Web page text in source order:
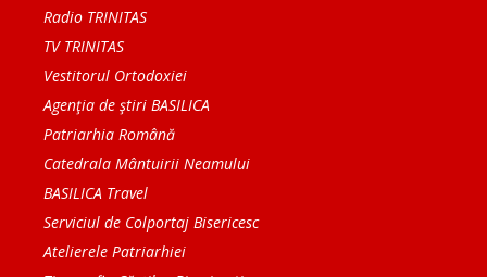
Radio TRINITAS
TV TRINITAS
Vestitorul Ortodoxiei
Agenţia de ştiri BASILICA
Patriarhia Română
Catedrala Mântuirii Neamului
BASILICA Travel
Serviciul de Colportaj Bisericesc
Atelierele Patriarhiei